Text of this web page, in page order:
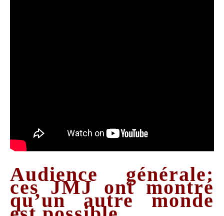
Audience générale:
ces JMJ ont montré
qu’un autre monde